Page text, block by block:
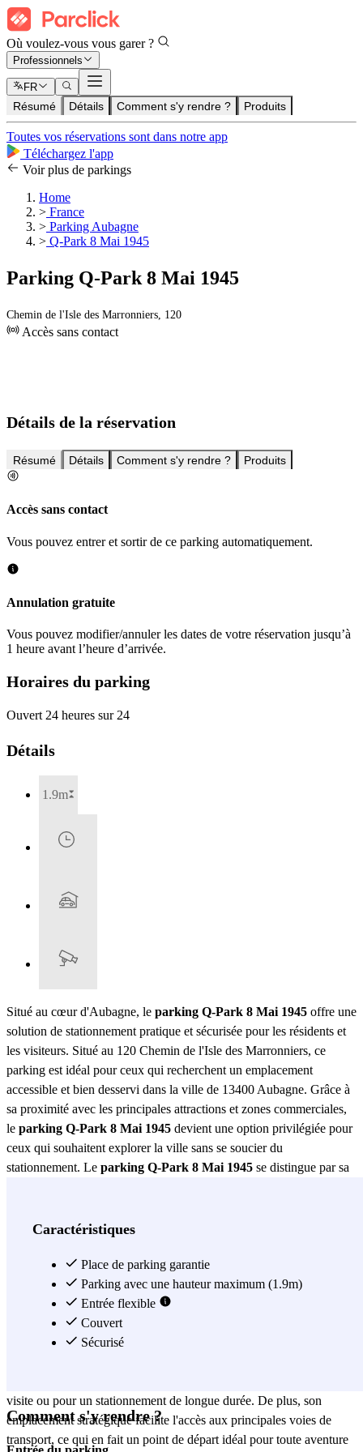
Où voulez-vous vous garer ?
Professionnels
FR
Résumé Détails Comment s'y rendre ? Produits
Toutes vos réservations sont dans notre app
Téléchargez l'app
Voir plus de parkings
Home
> France
> Parking Aubagne
> Q-Park 8 Mai 1945
Parking Q-Park 8 Mai 1945
Chemin de l'Isle des Marronniers, 120
Accès sans contact
Détails de la réservation
Résumé Détails Comment s'y rendre ? Produits
Accès sans contact
Vous pouvez entrer et sortir de ce parking automatiquement.
Annulation gratuite
Vous pouvez modifier/annuler les dates de votre réservation jusqu’à
1 heure avant l’heure d’arrivée.
Horaires du parking
Ouvert 24 heures sur 24
Détails
1.9m
Situé au cœur d'Aubagne, le parking Q-Park 8 Mai 1945 offre une
solution de stationnement pratique et sécurisée pour les résidents et
les visiteurs. Situé au 120 Chemin de l'Isle des Marronniers, ce
parking est idéal pour ceux qui recherchent un emplacement
accessible et bien desservi dans la ville de 13400 Aubagne. Grâce à
sa proximité avec les principales attractions et zones commerciales,
le parking Q-Park 8 Mai 1945 devient une option privilégiée pour
ceux qui souhaitent explorer la ville sans se soucier du
stationnement. Le parking Q-Park 8 Mai 1945 se distingue par sa
moment. De plus, il dispose de places de stationnement spacieuses
de grande taille. Un éclairage adéquat et un entretien régulier
assurent que chaque visite soit une expérience agréable et sans
encombre. Pour ceux qui apprécient la commodité, le
Park 8 Mai 1945propose des options de paiement flexibles, y
compris des paiements à l'heure, quotidiens et des abonnements
visite ou pour un stationnement de longue durée. De plus, son
emplacement stratégique facilite l'accès aux principales voies de
transport, ce qui en fait un point de départ idéal pour toute aventure
Caractéristiques
Place de parking garantie
Parking avec une hauteur maximum (1.9m)
Entrée flexible
Couvert
Sécurisé
Comment s'y rendre ?